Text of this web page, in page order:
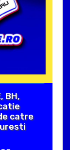
BH,
catre